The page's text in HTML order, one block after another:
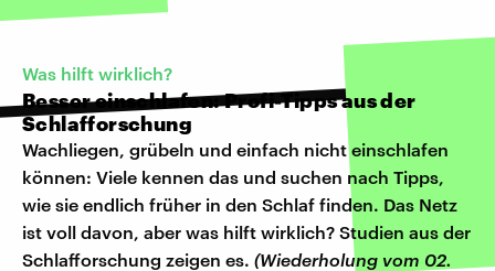
Was hilft wirklich?
Besser einschlafen: Profi-Tipps aus der
Schlafforschung
Wachliegen, grübeln und einfach nicht einschlafen
können: Viele kennen das und suchen nach Tipps,
wie sie endlich früher in den Schlaf finden. Das Netz
ist voll davon, aber was hilft wirklich? Studien aus der
Schlafforschung zeigen es. (Wiederholung vom 02.